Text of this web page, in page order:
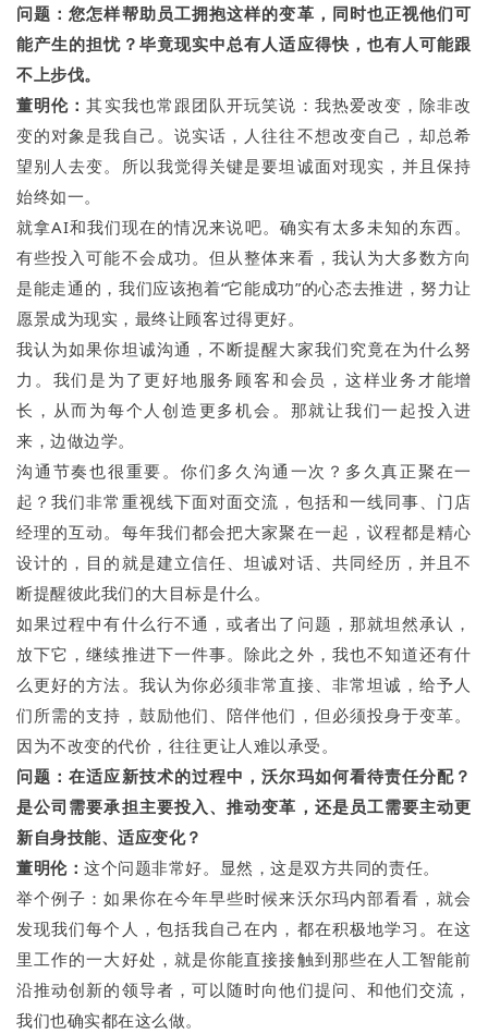
问题：您怎样帮助员工拥抱这样的变革，同时也正视他们可
能产生的担忧？毕竟现实中总有人适应得快，也有人可能跟
不上步伐。
董明伦：其实我也常跟团队开玩笑说：我热爱改变，除非改
变的对象是我自己。说实话，人往往不想改变自己，却总希
望别人去变。所以我觉得关键是要坦诚面对现实，并且保持
始终如一。
就拿AI和我们现在的情况来说吧。确实有太多未知的东西。
有些投入可能不会成功。但从整体来看，我认为大多数方向
是能走通的，我们应该抱着“它能成功”的心态去推进，努力让
愿景成为现实，最终让顾客过得更好。
我认为如果你坦诚沟通，不断提醒大家我们究竟在为什么努
力。我们是为了更好地服务顾客和会员，这样业务才能增
长，从而为每个人创造更多机会。那就让我们一起投入进
来，边做边学。
沟通节奏也很重要。你们多久沟通一次？多久真正聚在一
起？我们非常重视线下面对面交流，包括和一线同事、门店
经理的互动。每年我们都会把大家聚在一起，议程都是精心
设计的，目的就是建立信任、坦诚对话、共同经历，并且不
断提醒彼此我们的大目标是什么。
如果过程中有什么行不通，或者出了问题，那就坦然承认，
放下它，继续推进下一件事。除此之外，我也不知道还有什
么更好的方法。我认为你必须非常直接、非常坦诚，给予人
们所需的支持，鼓励他们、陪伴他们，但必须投身于变革。
因为不改变的代价，往往更让人难以承受。
问题：在适应新技术的过程中，沃尔玛如何看待责任分配？
是公司需要承担主要投入、推动变革，还是员工需要主动更
新自身技能、适应变化？
董明伦：这个问题非常好。显然，这是双方共同的责任。
举个例子：如果你在今年早些时候来沃尔玛内部看看，就会
发现我们每个人，包括我自己在内，都在积极地学习。在这
里工作的一大好处，就是你能直接接触到那些在人工智能前
沿推动创新的领导者，可以随时向他们提问、和他们交流，
我们也确实都在这么做。